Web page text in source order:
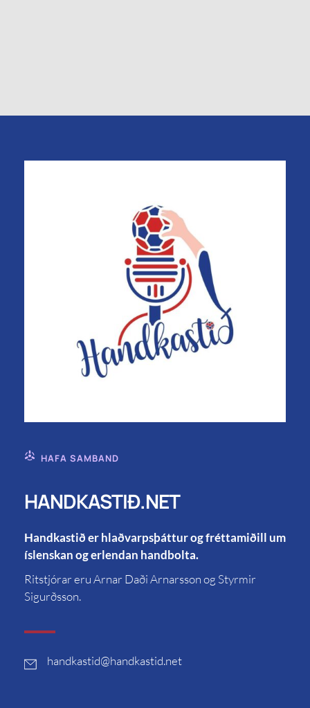
HAFA SAMBAND
HANDKASTIÐ.NET
Handkastið er hlaðvarpsþáttur og fréttamiðill um
íslenskan og erlendan handbolta.
Ritstjórar eru Arnar Daði Arnarsson og Styrmir
Sigurðsson.
handkastid@handkastid.net